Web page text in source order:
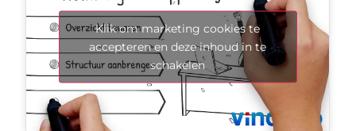
Klik om marketing cookies te
accepteren en deze inhoud in te
schakelen